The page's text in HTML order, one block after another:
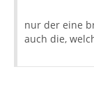
nur der eine
auch die,